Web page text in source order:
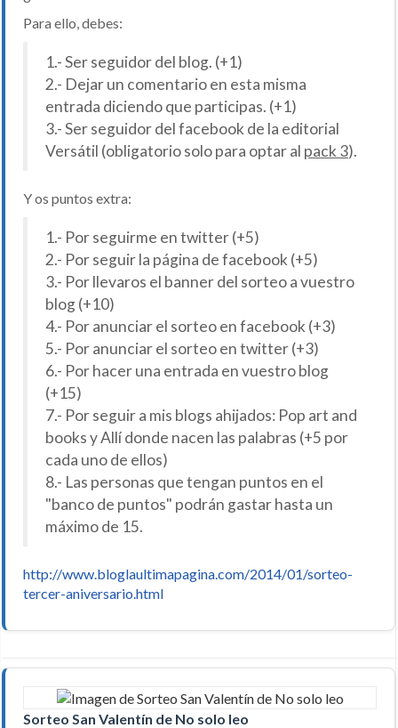
Para ello, debes:
1.- Ser seguidor del blog. (+1)
2.- Dejar un comentario en esta misma
entrada diciendo que participas. (+1)
3.- Ser seguidor del facebook de la editorial
Versátil (obligatorio solo para optar al pack 3).
Y os puntos extra:
1.- Por seguirme en twitter (+5)
2.- Por seguir la página de facebook (+5)
3.- Por llevaros el banner del sorteo a vuestro
blog (+10)
4.- Por anunciar el sorteo en facebook (+3)
5.- Por anunciar el sorteo en twitter (+3)
6.- Por hacer una entrada en vuestro blog
(+15)
7.- Por seguir a mis blogs ahijados: Pop art and
books y Allí donde nacen las palabras (+5 por
cada uno de ellos)
8.- Las personas que tengan puntos en el
"banco de puntos" podrán gastar hasta un
máximo de 15.
http://www.bloglaultimapagina.com/2014/01/sorteo-
tercer-aniversario.html
Sorteo San Valentín de No solo leo